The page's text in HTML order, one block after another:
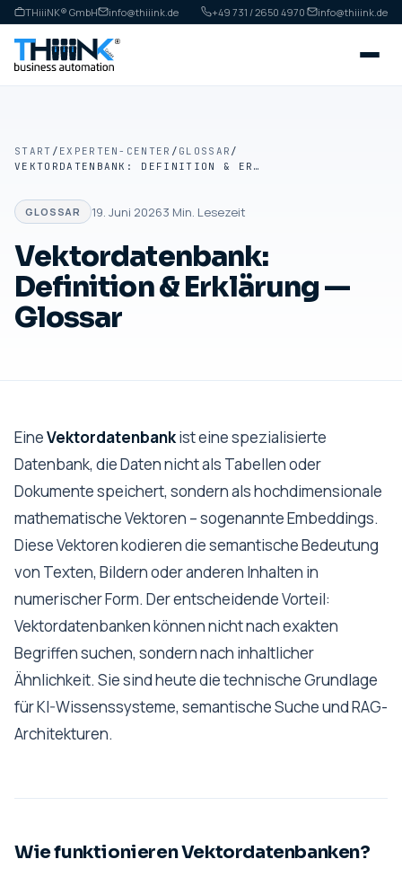
THiiiNK® GmbH info@thiiink.de +49 731 / 2650 4970· info@thiiink.de
START / EXPERTEN-CENTER / GLOSSAR /
VEKTORDATENBANK: DEFINITION & ERKLÄRUNG — GLOSSAR
GLOSSAR 19. Juni 20263 Min. Lesezeit
Vektordatenbank:
Definition & Erklärung —
Glossar
EineVektordatenbankist eine spezialisierte
Datenbank, die Daten nicht als Tabellen oder
Dokumente speichert, sondern als hochdimensionale
mathematische Vektoren – sogenannte Embeddings.
Diese Vektoren kodieren die semantische Bedeutung
von Texten, Bildern oder anderen Inhalten in
numerischer Form. Der entscheidende Vorteil:
Vektordatenbanken können nicht nach exakten
Begriffen suchen, sondern nach inhaltlicher
Ähnlichkeit. Sie sind heute die technische Grundlage
für KI-Wissenssysteme, semantische Suche und RAG-
Architekturen.
Wie funktionieren Vektordatenbanken?